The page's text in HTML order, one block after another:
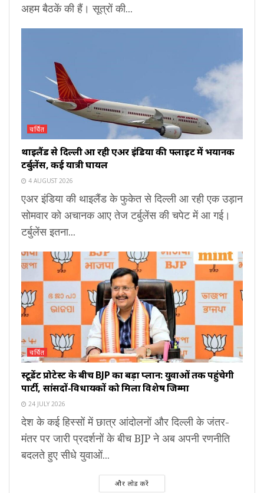
अहम बैठकें की हैं। सूत्रों की...
चर्चित
थाइलैंड से दिल्ली आ रही एअर इंडिया की फ्लाइट में भयानक
टर्बुलेंस, कई यात्री घायल
4 AUGUST 2026
एअर इंडिया की थाइलैंड के फुकेत से दिल्ली आ रही एक उड़ान
सोमवार को अचानक आए तेज टर्बुलेंस की चपेट में आ गई।
टर्बुलेंस इतना...
चर्चित
स्टूडेंट प्रोटेस्ट के बीच BJP का बड़ा प्लान: युवाओं तक पहुंचेगी
पार्टी, सांसदों-विधायकों को मिला विशेष जिम्मा
24 JULY 2026
देश के कई हिस्सों में छात्र आंदोलनों और दिल्ली के जंतर-
मंतर पर जारी प्रदर्शनों के बीच BJP ने अब अपनी रणनीति
बदलते हुए सीधे युवाओं...
और लोड करें